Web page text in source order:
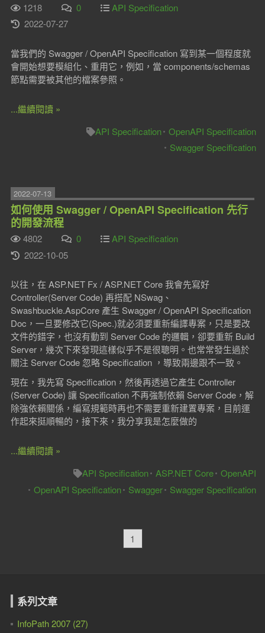
1218 0
API Specification
2022-07-27
當我們的 Swagger / OpenAPI Specification 寫到某一個程度就
會開始想要模組化、重用它，例如，當 components/schemas
節點需要被其他的檔案參照。
...繼續閱讀 »
API Specification OpenAPI Specification
Swagger Specification
2022-07-13
如何使用 Swagger / OpenAPI Specification 先行
的開發流程
4802 0
API Specification
2022-10-05
以往，在 ASP.NET Fx / ASP.NET Core 我會先寫好
Controller(Server Code) 再搭配 NSwag、
Swashbuckle.AspCore 產生 Swagger / OpenAPI Specification
Doc，一旦要修改它(Spec.)就必須要重新編譯專案，只是要改
文件的錯字，也沒有動到 Server Code 的邏輯，卻要重新 Build
Server，幾次下來發現這樣似乎不是很聰明。也常常發生過於
關注 Server Code 忽略 Specification ，導致兩邊跟不一致。
現在，我先寫 Specification，然後再透過它產生 Controller
(Server Code) 讓 Specification 不再強制依賴 Server Code，解
除強依賴關係，編寫規範時再也不需要重新建置專案，目前運
作起來挺順暢的，接下來，我分享我是怎麼做的
...繼續閱讀 »
API Specification
ASP.NET Core OpenAPI
OpenAPI Specification
Swagger Swagger Specification
1
系列文章
InfoPath 2007 (27)